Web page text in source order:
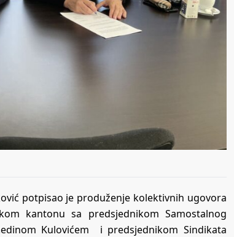
potpisao je produženje kolektivnih ugovora
kantonu sa predsjednikom Samostalnog
Kulovićem i predsjednikom Sindikata